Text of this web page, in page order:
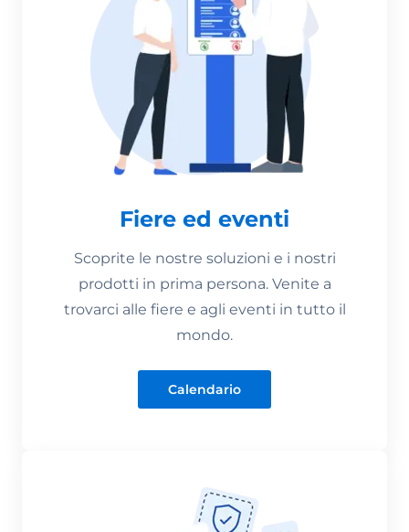
Fiere ed eventi
Scoprite le nostre soluzioni e i nostri
prodotti in prima persona. Venite a
trovarci alle fiere e agli eventi in tutto il
mondo.
Calendario